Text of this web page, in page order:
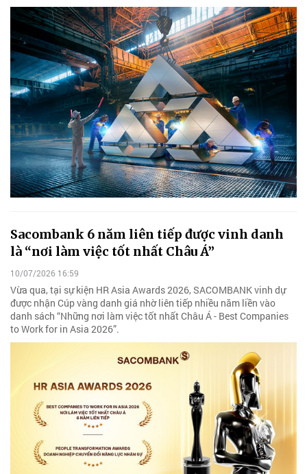
Sacombank 6 năm liên tiếp được vinh danh
là “nơi làm việc tốt nhất Châu Á”
10/07/2026 16:59
Vừa qua, tại sự kiện HR Asia Awards 2026, SACOMBANK vinh dự
được nhận Cúp vàng danh giá nhờ liên tiếp nhiều năm liền vào
danh sách “Những nơi làm việc tốt nhất Châu Á - Best Companies
to Work for in Asia 2026”.